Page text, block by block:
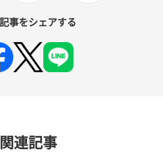
事をシェアする
関連記事